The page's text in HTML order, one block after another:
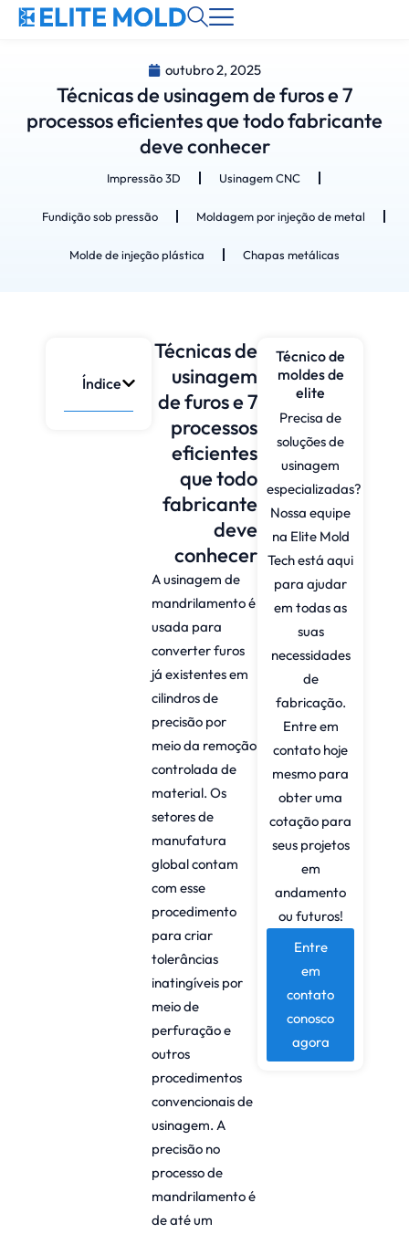
outubro 2, 2025
Técnicas de usinagem de furos e 7
processos eficientes que todo fabricante
deve conhecer
Impressão 3D Usinagem CNC
Fundição sob pressão Moldagem por injeção de metal
Molde de injeção plástica Chapas metálicas
Índice
Técnicas de
usinagem
de furos e 7
processos
eficientes
que todo
fabricante
deve
conhecer
A usinagem de
mandrilamento é
usada para
converter furos
já existentes em
cilindros de
precisão por
meio da remoção
controlada de
material. Os
setores de
manufatura
global contam
com esse
procedimento
para criar
tolerâncias
inatingíveis por
meio de
perfuração e
outros
procedimentos
convencionais de
usinagem. A
precisão no
processo de
mandrilamento é
de até um
Técnico de
moldes de
elite
Precisa de
soluções de
usinagem
especializadas?
Nossa equipe
na Elite Mold
Tech está aqui
para ajudar
em todas as
suas
necessidades
de
fabricação.
Entre em
contato hoje
mesmo para
obter uma
cotação para
seus projetos
em
andamento
ou futuros!
Entre
em
contato
conosco
agora